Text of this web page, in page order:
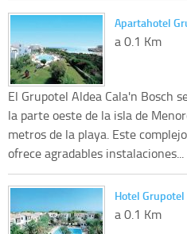
Apartahotel
a 0.1 Km
El Grupotel Aldea Cala'n Bosch
la parte oeste de la isla de
metros de la playa. Este
ofrece agradables instalaciones...
Hotel
a 0.1 Km